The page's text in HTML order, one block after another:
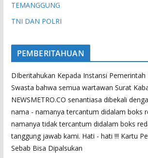
TEMANGGUNG
TNI DAN POLRI
PEMBERITAHUAN
DIberitahukan Kepada Instansi Pemerintah
Swasta bahwa semua wartawan Surat
NEWSMETRO.CO senantiasa dibekali
nama - namanya tercantum didalam boks
namanya tidak tercantum didalam boks
tanggung jawab kami. Hati - hati !!! Kartu
Sebab Bisa Dipalsukan